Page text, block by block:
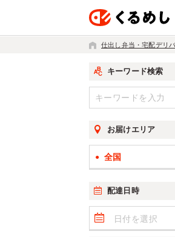
仕出し弁当・宅配デリ
キーワード検索
お届けエリア
全国
配達日時